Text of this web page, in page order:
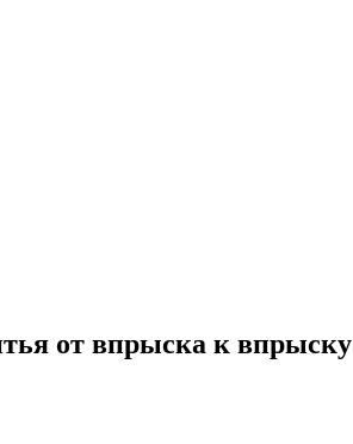
от впрыска к впрыску